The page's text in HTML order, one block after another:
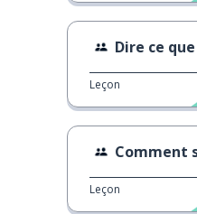
Dire ce
Leçon
Comment
Leçon